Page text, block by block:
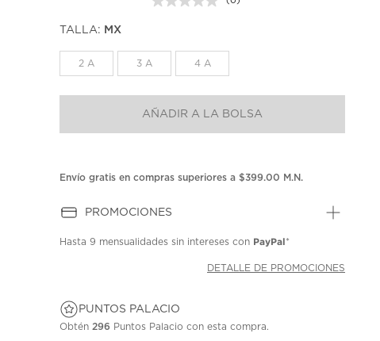
Sin
TALLA: MX
2 A 3 A 4 A
AÑADIR A LA BOLSA
Envío gratis en compras superiores a $399.00 M.N.
PROMOCIONES
Hasta9 mensualidades sin intereses con PayPal*
DETALLE DE PROMOCIONES
PUNTOS PALACIO
Obtén 296 Puntos Palacio con esta compra.